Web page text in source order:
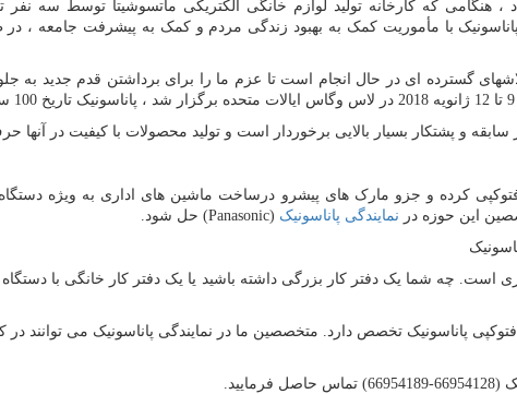
باز می گردد ، هنگامی که کارخانه تولید لوازم خانگی الکتریکی ماتسوشیتا
با مأموریت کمک به بهبود زندگی مردم و کمک به پیشرفت جامعه ،
و پشتکار بسیار بالایی برخوردار است و تولید محصولات با کیفیت در آنها
این حوزه در نمایندگی پاناسونیک Panasonic)) حل شود.
چه شما یک دفتر کار بزرگی داشته باشید یا یک دفتر کار خانگی با دستگاه
پاناسونیک تخصص دارد. متخصصین ما در نمایندگی پاناسونیک می